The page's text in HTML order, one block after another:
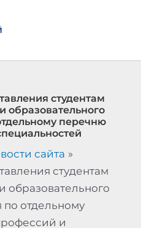
студентам
перечню
сайта
студентам
по отдельному
и